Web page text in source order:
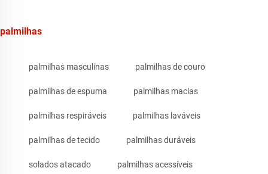
palmilhas
palmilhas masculinas palmilhas de couro
palmilhas de espuma palmilhas macias
palmilhas respiráveis palmilhas laváveis
palmilhas de tecido palmilhas duráveis
solados atacado palmilhas acessíveis